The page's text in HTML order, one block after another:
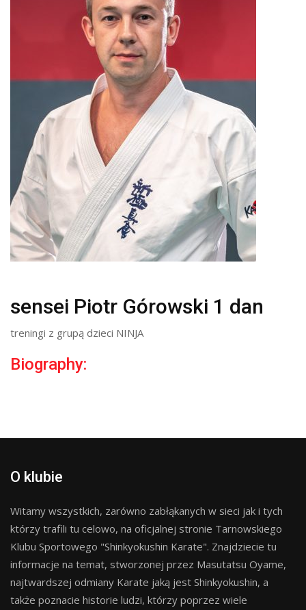
sensei Piotr Górowski 1 dan
treningi z grupą dzieci NINJA
Biography:
O klubie
Witamy wszystkich, zarówno zabłąkanych w sieci jak i tych
którzy trafili tu celowo, na oficjalnej stronie Tarnowskiego
Klubu Sportowego "Shinkyokushin Karate". Znajdziecie tu
informacje na temat, stworzonej przez Masutatsu Oyame,
najtwardszej odmiany Karate jaką jest Shinkyokushin, a
także poznacie historie ludzi, którzy poprzez wiele